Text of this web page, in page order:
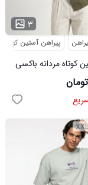
۳
پیراهن آستین کوتاه
کوتاه مردانه باکسی
مدل 50971
XXL